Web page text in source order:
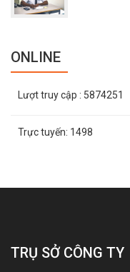
ONLINE
Lượt truy cập : 5874251
Trực tuyến: 1498
TRỤ SỞ CÔNG TY